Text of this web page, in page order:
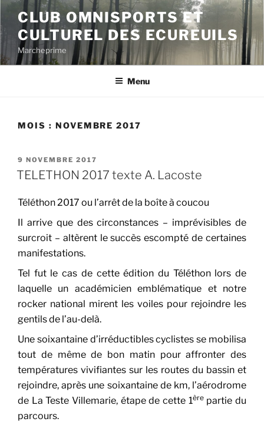
Aller
contenu
principal
CLUB OMNISPORTS ET
CULTUREL DES ECUREUILS
Marcheprime
Menu
MOIS : NOVEMBRE 2017
PUBLIÉ
LE
9 NOVEMBRE 2017
TELETHON 2017 texte A. Lacoste
Téléthon 2017 ou l’arrêt de la boîte à coucou
Il arrive que des circonstances – imprévisibles de
surcroit – altèrent le succès escompté de certaines
manifestations.
Tel fut le cas de cette édition du Téléthon lors de
laquelle un académicien emblématique et notre
rocker national mirent les voiles pour rejoindre les
gentils de l’au-delà.
Une soixantaine d’irréductibles cyclistes se mobilisa
tout de même de bon matin pour affronter des
températures vivifiantes sur les routes du bassin et
rejoindre, après une soixantaine de km, l’aérodrome
de La Teste Villemarie, étape de cette 1èrepartie du
parcours.